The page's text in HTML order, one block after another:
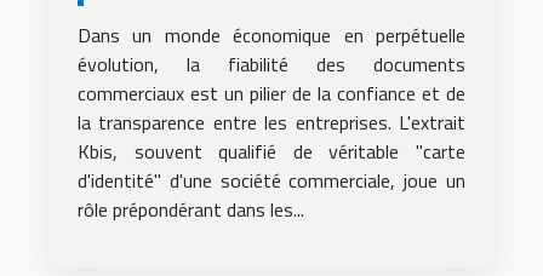
commerciales et son impact
Dans un monde économique en perpétuelle
évolution, la fiabilité des documents
commerciaux est un pilier de la confiance et de
la transparence entre les entreprises. L'extrait
Kbis, souvent qualifié de véritable "carte
d'identité" d'une société commerciale, joue un
rôle prépondérant dans les...